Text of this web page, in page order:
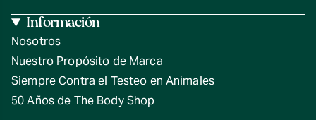
Información
Nosotros
Nuestro Propósito de Marca
Siempre Contra el Testeo en Animales
50 Años de The Body Shop